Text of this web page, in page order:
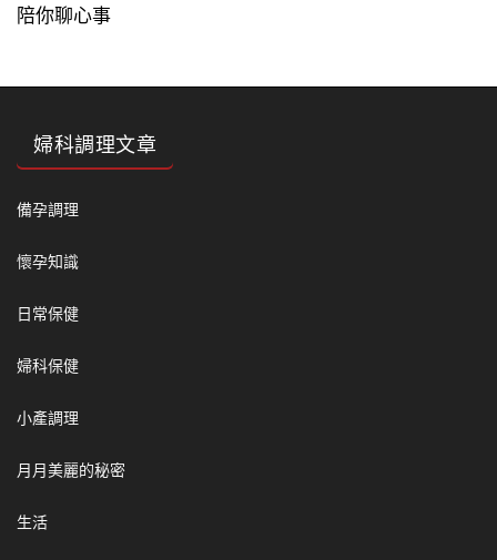
陪你聊心事
婦科調理文章
備孕調理
懷孕知識
日常保健
婦科保健
小產調理
月月美麗的秘密
生活